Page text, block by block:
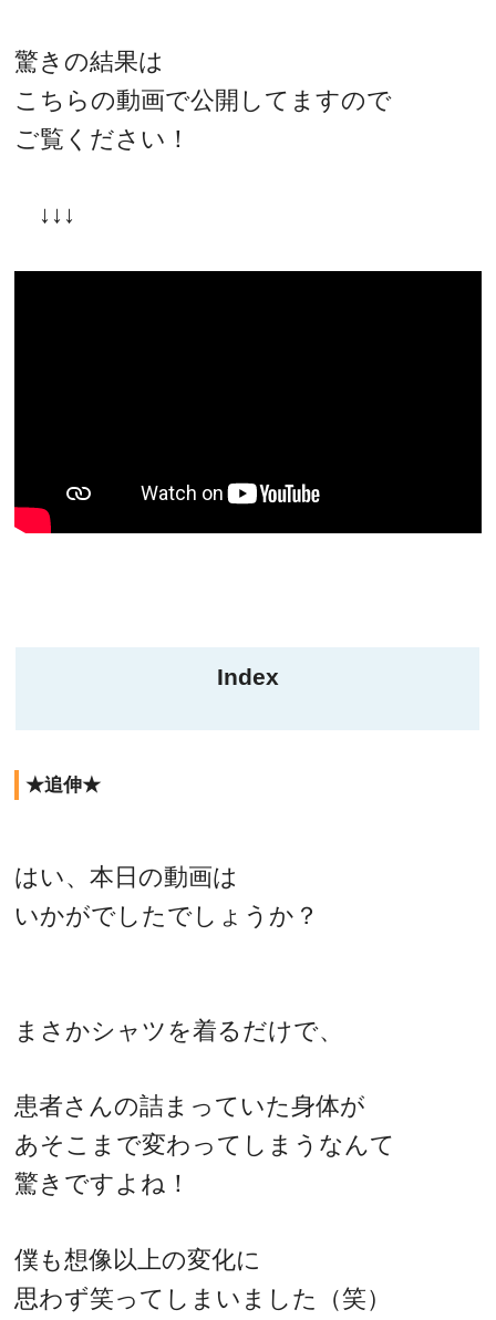
驚きの結果は
こちらの動画で公開してますので
ご覧ください！
↓↓↓
Index
★追伸★
はい、本日の動画は
いかがでしたでしょうか？
まさかシャツを着るだけで、
患者さんの詰まっていた身体が
あそこまで変わってしまうなんて
驚きですよね！
僕も想像以上の変化に
思わず笑ってしまいました（笑）